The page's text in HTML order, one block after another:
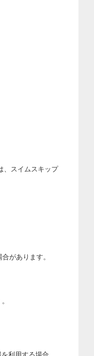
、スイムスキップ
があります。
利用する場合